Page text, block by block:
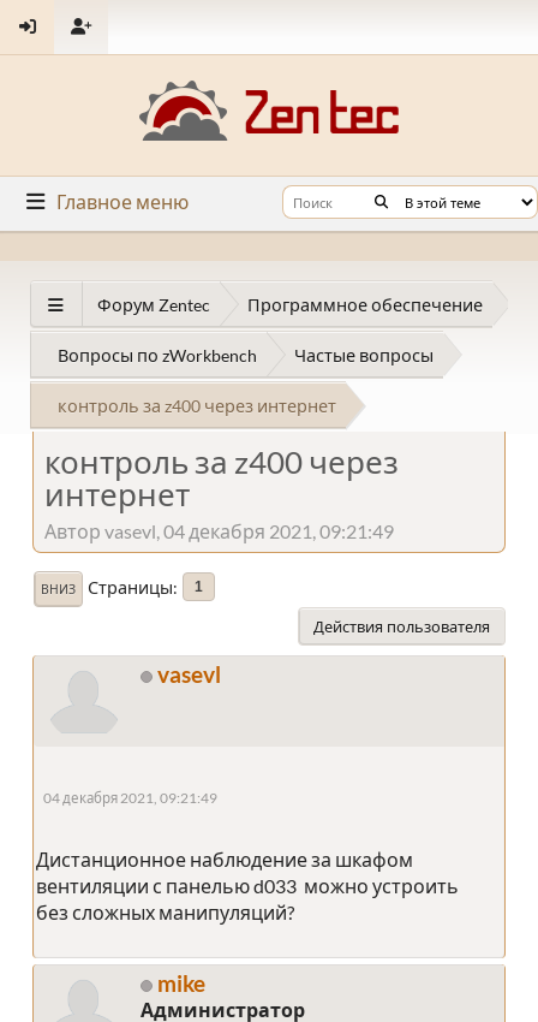
Главное меню
Форум Zentec Программное обеспечение
Вопросы по zWorkbench Частые вопросы
контроль за z400 через интернет
контроль за z400 через
интернет
Автор vasevl, 04 декабря 2021, 09:21:49
ВНИЗ Страницы 1
Действия пользователя
vasevl
04 декабря 2021, 09:21:49
Дистанционное наблюдение за шкафом
вентиляции с панелью d033 можно устроить
без сложных манипуляций?
mike
Администратор